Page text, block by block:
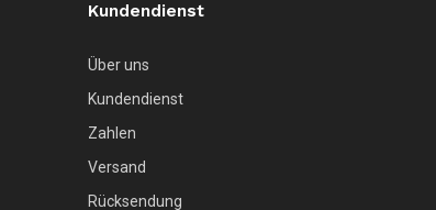
Kundendienst
Über uns
Kundendienst
Zahlen
Versand
Rücksendung